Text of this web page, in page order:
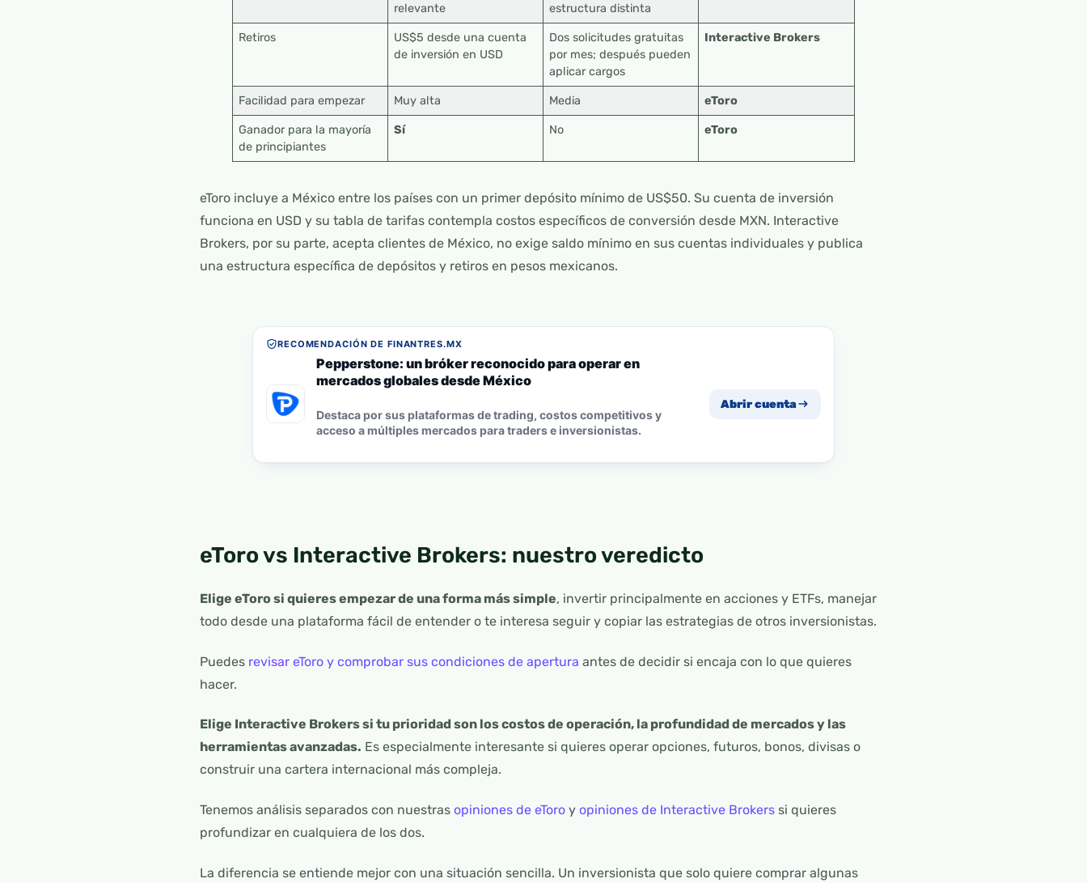
relevante
estructura distinta
Retiros
US$5 desde una cuenta
de inversión en USD
Dos solicitudes gratuitas
por mes; después pueden
aplicar cargos
Interactive Brokers
Facilidad para empezar Muy alta Media eToro
Ganador para la mayoría
de principiantes
Sí No eToro
eToro incluye a México entre los países con un primer depósito mínimo de US$50. Su cuenta de inversión
funciona en USD y su tabla de tarifas contempla costos específicos de conversión desde MXN. Interactive
Brokers, por su parte, acepta clientes de México, no exige saldo mínimo en sus cuentas individuales y publica
una estructura específica de depósitos y retiros en pesos mexicanos.
RECOMENDACIÓN DE FINANTRES.MX
Pepperstone: un bróker reconocido para operar en
mercados globales desde México
Destaca por sus plataformas de trading, costos competitivos y
acceso a múltiples mercados para traders e inversionistas.
Abrir cuenta
eToro vs Interactive Brokers: nuestro veredicto
Elige eToro si quieres empezar de una forma más simple, invertir principalmente en acciones y ETFs, manejar
todo desde una plataforma fácil de entender o te interesa seguir y copiar las estrategias de otros inversionistas.
Puedes revisar eToro y comprobar sus condiciones de apertura antes de decidir si encaja con lo que quieres
hacer.
Elige Interactive Brokers si tu prioridad son los costos de operación, la profundidad de mercados y las
herramientas avanzadas. Es especialmente interesante si quieres operar opciones, futuros, bonos, divisas o
construir una cartera internacional más compleja.
Tenemos análisis separados con nuestras opiniones de eToro y opiniones de Interactive Brokers si quieres
profundizar en cualquiera de los dos.
La diferencia se entiende mejor con una situación sencilla. Un inversionista que solo quiere comprar algunas